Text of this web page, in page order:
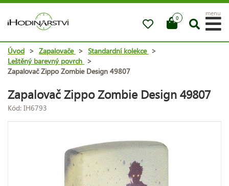
0
menu
Úvod > Zapalovače > Standardní kolekce >
Leštěný barevný povrch >
Zapalovač Zippo Zombie Design 49807
Zapalovač Zippo Zombie Design 49807
Kód: IH6793